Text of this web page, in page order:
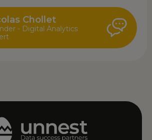
Chollet
- Digital Analytics